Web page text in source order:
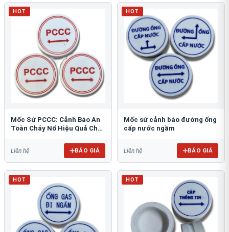
HOT
Mốc Sứ PCCC: Cảnh Báo An
Toàn Cháy Nổ Hiệu Quả Cho
Liên hệ BÁO GIÁ
HOT
Mốc sứ cảnh báo đường ống
cấp nước ngầm
Liên hệ BÁO GIÁ
HOT HOT